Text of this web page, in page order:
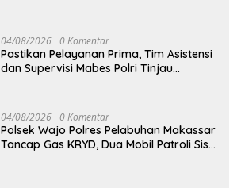
04/08/2026 0 Komentar
Pastikan Pelayanan Prima, Tim Asistensi
dan Supervisi Mabes Polri Tinjau
04/08/2026 0 Komentar
Polsek Wajo Polres Pelabuhan Makassar
Tancap Gas KRYD, Dua Mobil Patroli Sisir